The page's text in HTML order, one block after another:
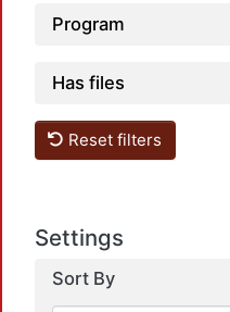
Program
Has files
Reset filters
Settings
Sort By